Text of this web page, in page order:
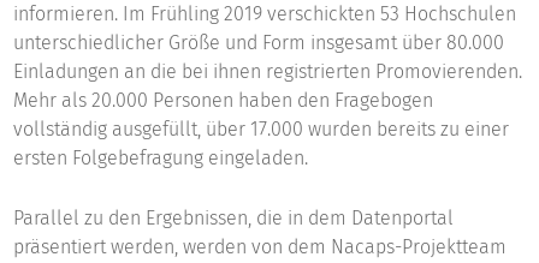
informieren. Im Frühling 2019 verschickten 53 Hochschulen
unterschiedlicher Größe und Form insgesamt über 80.000
Einladungen an die bei ihnen registrierten Promovierenden.
Mehr als 20.000 Personen haben den Fragebogen
vollständig ausgefüllt, über 17.000 wurden bereits zu einer
ersten Folgebefragung eingeladen.
Parallel zu den Ergebnissen, die in dem Datenportal
präsentiert werden, werden von dem Nacaps-Projektteam